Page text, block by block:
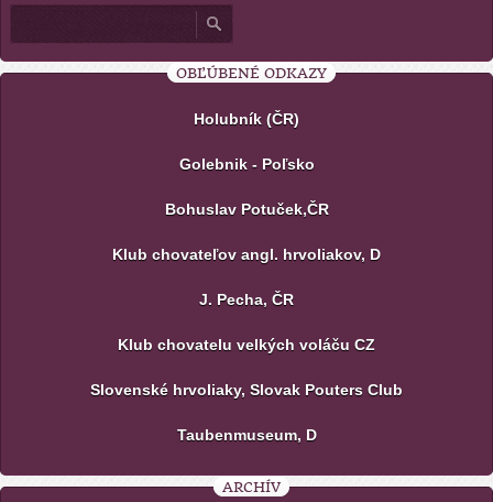
OBĽÚBENÉ ODKAZY
Holubník (ČR)
Golebnik - Poľsko
Bohuslav Potuček,ČR
Klub chovateľov angl. hrvoliakov, D
J. Pecha, ČR
Klub chovatelu velkých voláču CZ
Slovenské hrvoliaky, Slovak Pouters Club
Taubenmuseum, D
ARCHÍV